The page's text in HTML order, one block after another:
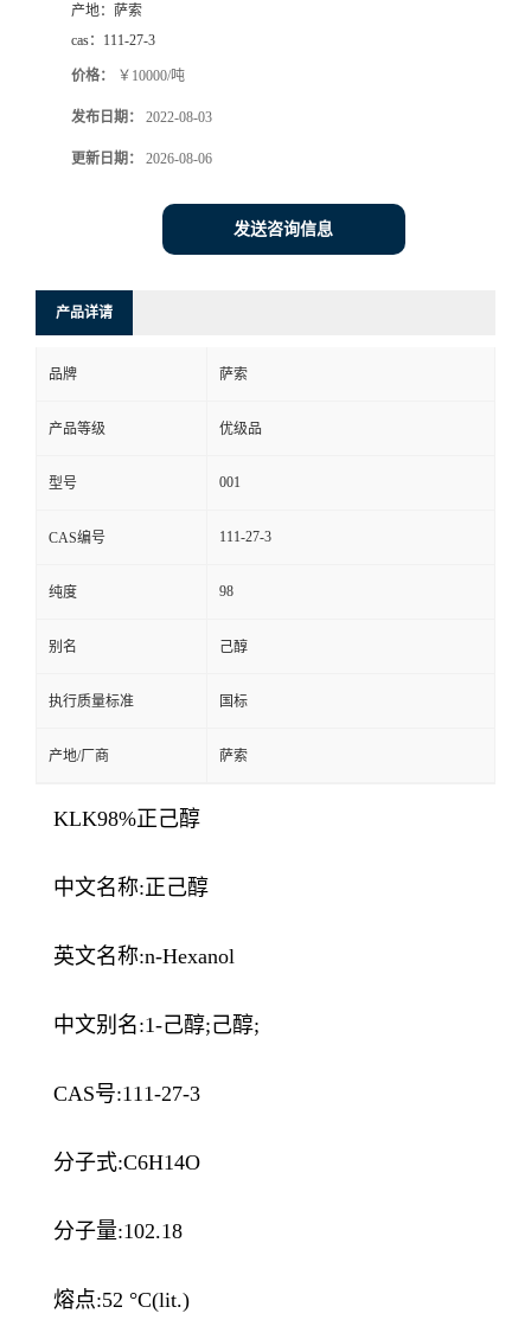
产地： 萨索
cas： 111-27-3
价格： ￥10000/吨
发布日期： 2022-08-03
更新日期： 2026-08-06
发送咨询信息
产品详请
品牌 萨索
产品等级 优级品
型号 001
CAS编号 111-27-3
纯度 98
别名 己醇
执行质量标准 国标
产地/厂商 萨索
KLK98%正己醇
中文名称:正己醇
英文名称:n-Hexanol
中文别名:1-己醇;己醇;
CAS号:111-27-3
分子式:C6H14O
分子量:102.18
熔点:52 °C(lit.)